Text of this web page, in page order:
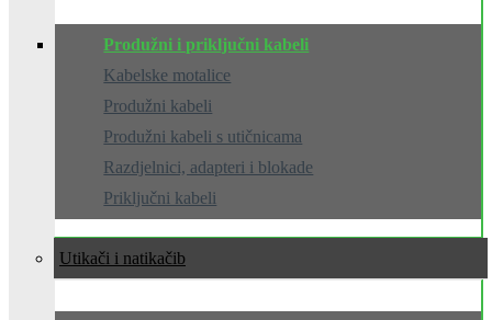
Produžni i priključni kabeli
Kabelske motalice
Produžni kabeli
Produžni kabeli s utičnicama
Razdjelnici, adapteri i blokade
Priključni kabeli
Utikači i natikači